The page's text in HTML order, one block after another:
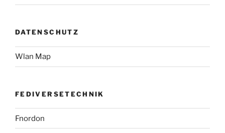
DATENSCHUTZ
Wlan Map
FEDIVERSETECHNIK
Fnordon